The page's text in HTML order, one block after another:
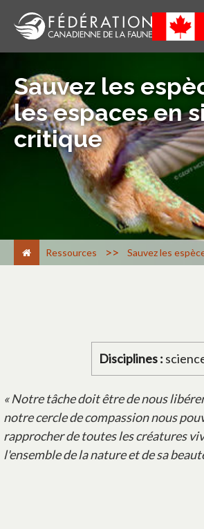
Sauvez les
les espaces en
critique
Ressources > Sauvez les
Disciplines :
« Notre tâche doit être de nous
notre cercle de compassion nous
rapprocher de toutes les créatures
l'ensemble de la nature et de sa